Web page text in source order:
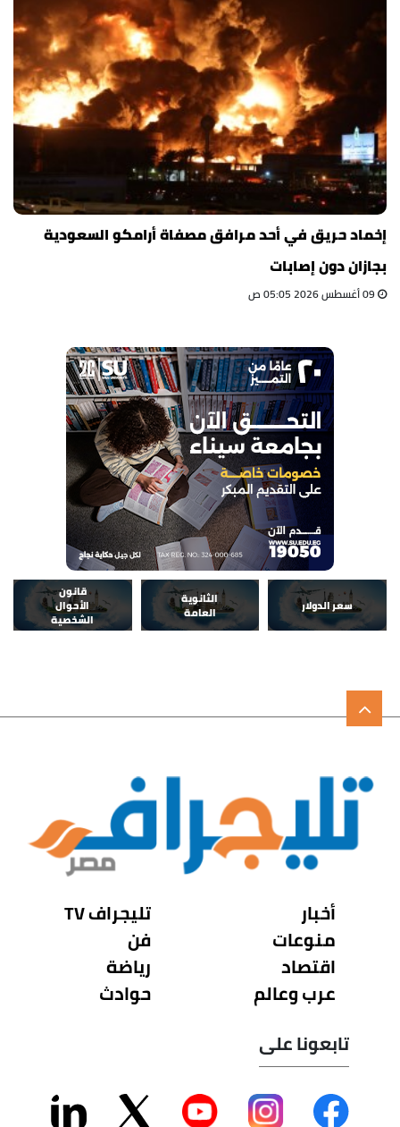
إخماد حريق في أحد مرافق مصفاة أرامكو السعودية
بجازان دون إصابات
سعر الدولار
الثانوية
العامة
قانون
الأحوال
الشخصية
أخبار
منوعات
اقتصاد
عرب وعالم
تليجراف TV
فن
رياضة
حوادث
تابعونا على